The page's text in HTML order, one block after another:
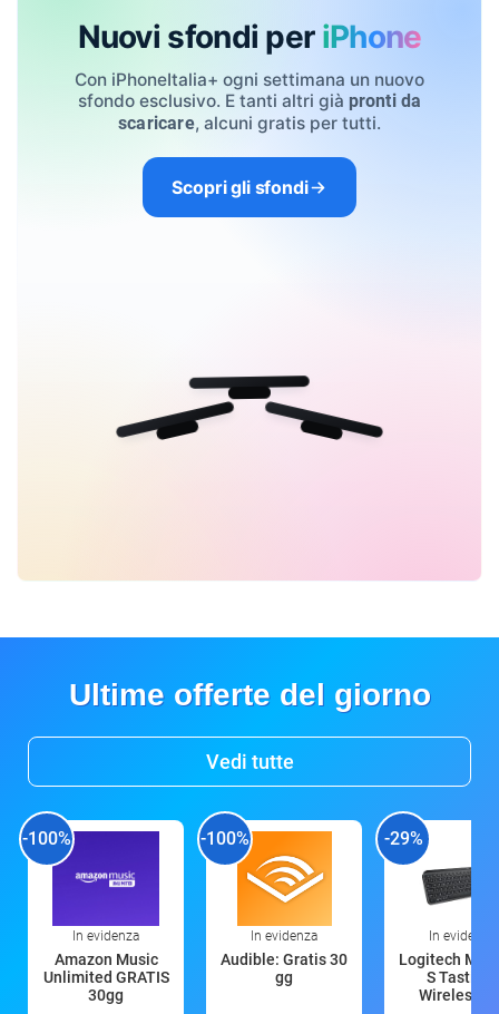
Nuovi sfondi per iPhone
Con iPhoneItalia+ ogni settimana un nuovo
sfondo esclusivo. E tanti altri già pronti da
scaricare, alcuni gratis per tutti.
Scopri gli sfondi
Ultime offerte del giorno
Vedi tutte
-100%
In evidenza
Amazon Music
Unlimited GRATIS
30gg
-100%
In evidenza
Audible: Gratis 30
gg
-29%
In evidenza
Logitech MX
S Tastiera
Wireless